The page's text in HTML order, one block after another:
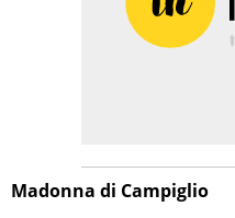
Madonna di Campiglio